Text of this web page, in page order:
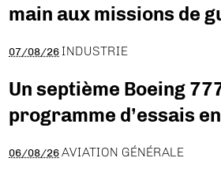
main aux missions de
07/08/26 INDUSTRIE
Un septième Boeing
programme d’essais
06/08/26 AVIATION GÉNÉRALE